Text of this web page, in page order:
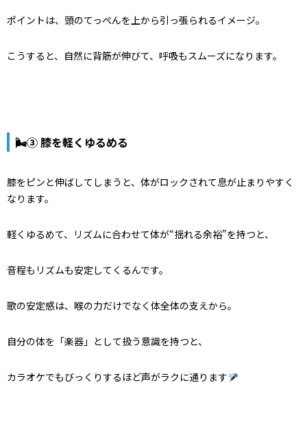
ポイントは、頭のてっぺんを上から引っ張られるイメージ。
こうすると、自然に背筋が伸びて、呼吸もスムーズになります。
🌬③ 膝を軽くゆるめる
膝をピンと伸ばしてしまうと、体がロックされて息が止まりやすく
なります。
軽くゆるめて、リズムに合わせて体が“揺れる余裕”を持つと、
音程もリズムも安定してくるんです。
歌の安定感は、喉の力だけでなく体全体の支えから。
自分の体を「楽器」として扱う意識を持つと、
カラオケでもびっくりするほど声がラクに通ります